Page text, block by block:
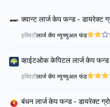
क्वान्ट लार्ज केप फन्ड - डायरेक्ट
इक्विटीलार्ज कॅप म्युच्युअल फंड
व्हाईटओक केपिटल लार्ज केप फन्ड
इक्विटीलार्ज कॅप म्युच्युअल फंड
बंधन लार्ज केप फन्ड - डायरेक्ट